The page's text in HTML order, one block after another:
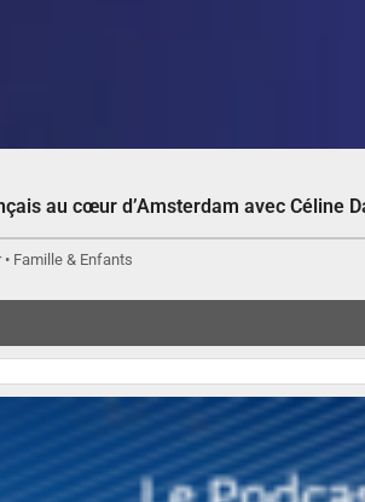
au cœur d’Amsterdam avec Céline
Famille & Enfants